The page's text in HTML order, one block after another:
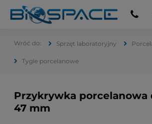
Sprzęt laboratoryjny
Tygle porcelanowe
Przykrywka porcelanowa
47 mm